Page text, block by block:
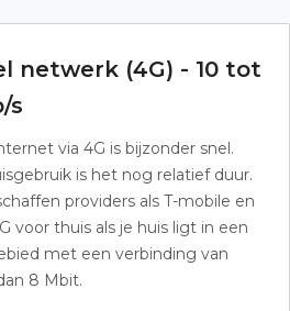
netwerk (4G) - 10 tot
s
via 4G is bijzonder snel.
is het nog relatief duur.
providers als T-mobile en
voor thuis als je huis ligt in een
met een verbinding van
8 Mbit.